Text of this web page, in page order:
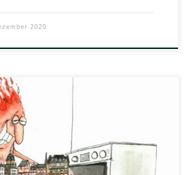
2020
Ausstellung „Hitzige Zeiten –
im City-Forum feierlich
nahmen an dieser
anschließenden Besuch der